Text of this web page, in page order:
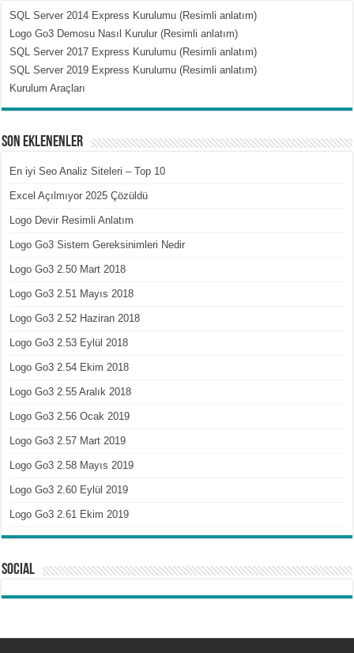
SQL Server 2014 Express Kurulumu (Resimli anlatım)
Logo Go3 Demosu Nasıl Kurulur (Resimli anlatım)
SQL Server 2017 Express Kurulumu (Resimli anlatım)
SQL Server 2019 Express Kurulumu (Resimli anlatım)
Kurulum Araçları
Son Eklenenler
En iyi Seo Analiz Siteleri – Top 10
Excel Açılmıyor 2025 Çözüldü
Logo Devir Resimli Anlatım
Logo Go3 Sistem Gereksinimleri Nedir
Logo Go3 2.50 Mart 2018
Logo Go3 2.51 Mayıs 2018
Logo Go3 2.52 Haziran 2018
Logo Go3 2.53 Eylül 2018
Logo Go3 2.54 Ekim 2018
Logo Go3 2.55 Aralık 2018
Logo Go3 2.56 Ocak 2019
Logo Go3 2.57 Mart 2019
Logo Go3 2.58 Mayıs 2019
Logo Go3 2.60 Eylül 2019
Logo Go3 2.61 Ekim 2019
Social